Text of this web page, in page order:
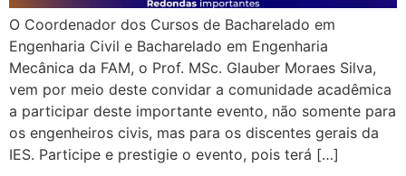
O Coordenador dos Cursos de Bacharelado em
Engenharia Civil e Bacharelado em Engenharia
Mecânica da FAM, o Prof. MSc. Glauber Moraes Silva,
vem por meio deste convidar a comunidade acadêmica
a participar deste importante evento, não somente para
os engenheiros civis, mas para os discentes gerais da
IES. Participe e prestigie o evento, pois terá […]